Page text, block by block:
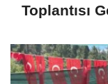
Toplantısı